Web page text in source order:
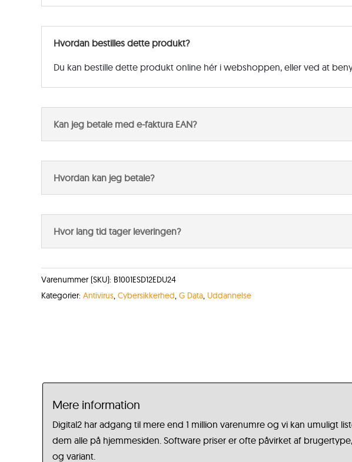
Hvordan bestilles dette produkt?
Du kan bestille dette produkt online hér i webshoppen, eller ved at
Kan jeg betale med e-faktura EAN?
Hvordan kan jeg betale?
Hvor lang tid tager leveringen?
Varenummer (SKU): B1001ESD12EDU24
Kategorier: Antivirus, Cybersikkerhed, G Data, Uddannelse
Mere information
Digital2 har adgang til mere end 1 million varenumre og vi kan umuligt
dem alle på hjemmesiden. Software priser er ofte påvirket af
og variant.